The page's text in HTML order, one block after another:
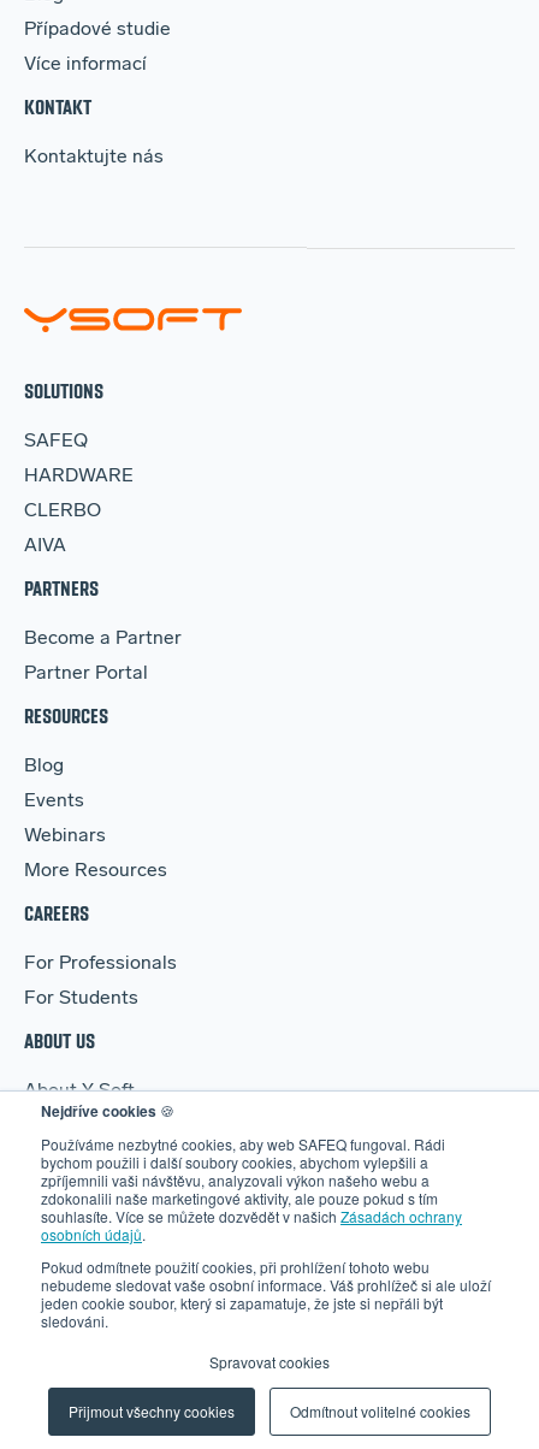
Nejdříve cookies 🍪
Používáme nezbytné cookies, aby web SAFEQ fungoval. Rádi
bychom použili i další soubory cookies, abychom vylepšili a
zpříjemnili vaši návštěvu, analyzovali výkon našeho webu a
zdokonalili naše marketingové aktivity, ale pouze pokud s tím
souhlasíte. Více se můžete dozvědět v našich Zásadách ochrany
osobních údajů.
Pokud odmítnete použití cookies, při prohlížení tohoto webu
nebudeme sledovat vaše osobní informace. Váš prohlížeč si ale uloží
jeden cookie soubor, který si zapamatuje, že jste si nepřáli být
sledováni.
Spravovat cookies
Přijmout všechny cookies Odmítnout volitelné cookies
Případové studie
Více informací
KONTAKT
Kontaktujte nás
SOLUTIONS
SAFEQ
HARDWARE
CLERBO
AIVA
PARTNERS
Become a Partner
Partner Portal
RESOURCES
Blog
Events
Webinars
More Resources
CAREERS
For Professionals
For Students
ABOUT US
About Y Soft
News & Media
Y Soft Ventures
Contact Us
© 2026 Y Soft Corporation. All rights reserved.
Manage Cookies